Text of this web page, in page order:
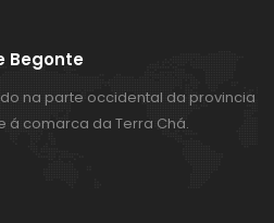
Begonte
na parte occidental da provincia
á comarca da Terra Chá.